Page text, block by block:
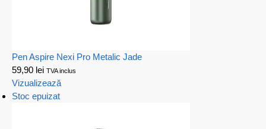
Pen Aspire Nexi Pro Metalic Jade
59,90 lei TVA inclus
Vizualizează
Stoc epuizat